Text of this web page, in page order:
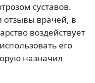
суставов.
врачей, в
воздействует
его
назначил